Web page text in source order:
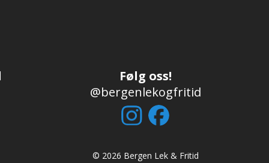
Følg oss!
@bergenlekogfritid
© 2026 Bergen Lek & Fritid